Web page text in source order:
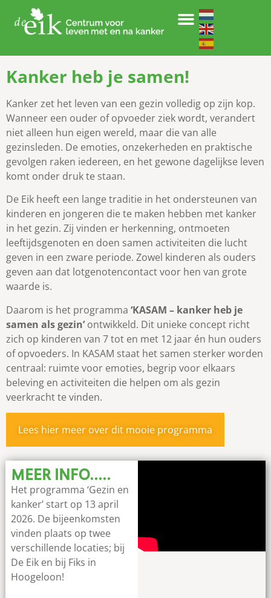
Kanker heb je samen!
Kanker zet het leven van een gezin volledig op zijn kop.
Wanneer een ouder of opvoeder ziek wordt, verandert
niet alleen hun eigen wereld, maar die van alle
gezinsleden. De emoties, onzekerheden en praktische
gevolgen raken iedereen, en het gewone dagelijkse leven
komt onder druk te staan.
De Eik heeft een lange traditie in het ondersteunen van
kinderen en jongeren die te maken hebben met kanker
in het gezin. Zij vinden er herkenning, ontmoeten
leeftijdsgenoten en doen samen activiteiten die lucht
geven in een zware periode. Zowel kinderen als ouders
geven aan dat lotgenotencontact voor hen van grote
waarde is.
Daarom is het programma ‘KASAM – kanker heb je
samen als gezin’ontwikkeld. Dit unieke concept richt
zich op kinderen van 7 tot en met 12 jaar én hun ouders
of opvoeders. In KASAM staat het samen sterker worden
centraal: ruimte voor emoties, begrip voor elkaars
beleving en activiteiten die helpen om als gezin
veerkracht te vinden.
Lees hier meer over dit mooie programma
MEER INFO.....
Het programma ‘Gezin en
kanker’ start op 13 april
2026. De bijeenkomsten
vinden plaats op twee
verschillende locaties; bij
De Eik en bij Fiks in
Hoogeloon!